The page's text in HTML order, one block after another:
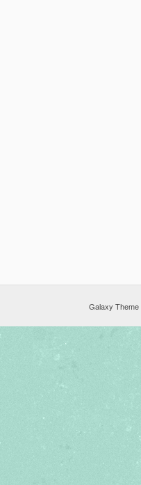
Galaxy Theme